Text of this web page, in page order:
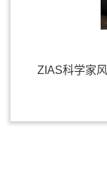
ZIAS科学家